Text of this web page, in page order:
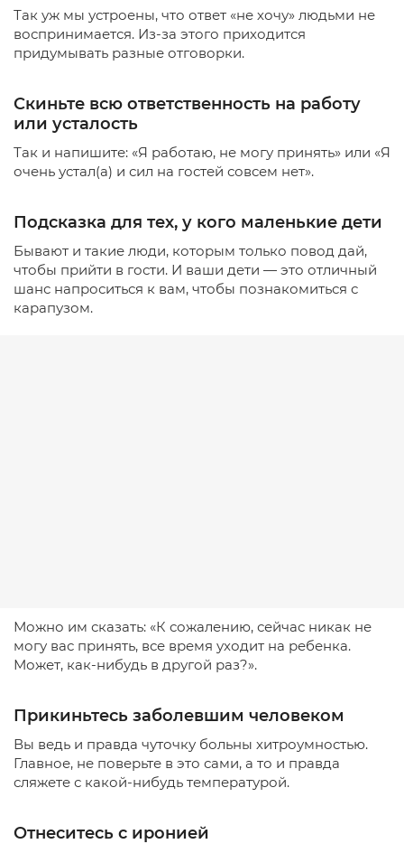
Так уж мы устроены, что ответ «не хочу» людьми не
воспринимается. Из-за этого приходится
придумывать разные отговорки.
Скиньте всю ответственность на работу
или усталость
Так и напишите: «Я работаю, не могу принять» или «Я
очень устал(а) и сил на гостей совсем нет».
Подсказка для тех, у кого маленькие дети
Бывают и такие люди, которым только повод дай,
чтобы прийти в гости. И ваши дети — это отличный
шанс напроситься к вам, чтобы познакомиться с
карапузом.
Можно им сказать: «К сожалению, сейчас никак не
могу вас принять, все время уходит на ребенка.
Может, как-нибудь в другой раз?».
Прикиньтесь заболевшим человеком
Вы ведь и правда чуточку больны хитроумностью.
Главное, не поверьте в это сами, а то и правда
сляжете с какой-нибудь температурой.
Отнеситесь с иронией